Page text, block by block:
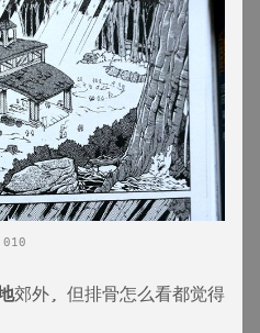
010
郊外, 但排骨怎么看都觉得